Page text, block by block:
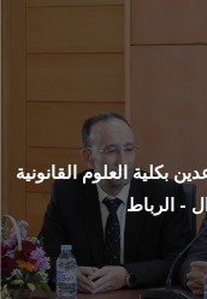
بكلية العلوم القانونية
- الرباط